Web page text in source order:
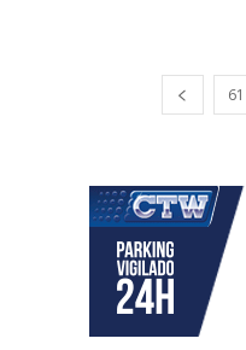
61